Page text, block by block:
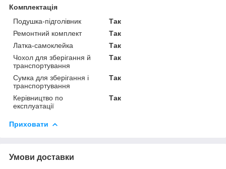
Комплектація
Подушка-підголівник
Так
Ремонтний комплект
Так
Латка-самоклейка
Так
Чохол для зберігання й
транспортування
Так
Сумка для зберігання і
транспортування
Так
Керівництво по
експлуатації
Так
Приховати
Умови доставки